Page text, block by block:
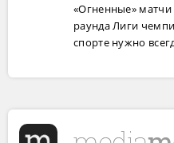
«Огненные»
раунда Лиги
спорте нужно